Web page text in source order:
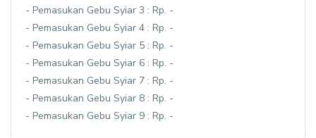
- Pemasukan Gebu Syiar 3 : Rp. -
- Pemasukan Gebu Syiar 4 : Rp. -
- Pemasukan Gebu Syiar 5 : Rp. -
- Pemasukan Gebu Syiar 6 : Rp. -
- Pemasukan Gebu Syiar 7 : Rp. -
- Pemasukan Gebu Syiar 8 : Rp. -
- Pemasukan Gebu Syiar 9 : Rp. -